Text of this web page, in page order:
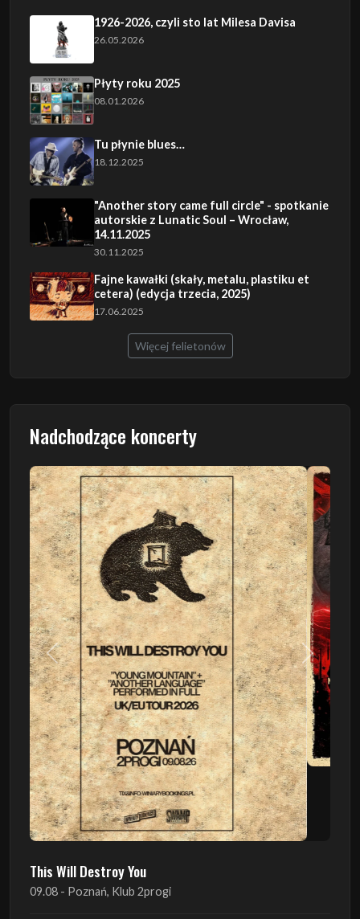
1926-2026, czyli sto lat Milesa Davisa
26.05.2026
Płyty roku 2025
08.01.2026
Tu płynie blues…
18.12.2025
"Another story came full circle" - spotkanie
autorskie z Lunatic Soul – Wrocław,
14.11.2025
30.11.2025
Fajne kawałki (skały, metalu, plastiku et
cetera) (edycja trzecia, 2025)
17.06.2025
Więcej felietonów
Nadchodzące koncerty
Poprzedni Następny
This Will Destroy You
09.08 - Poznań, Klub 2progi
Sound Of The Ages Festival
22.08 - Ćmielów, Zamek Ćmielów